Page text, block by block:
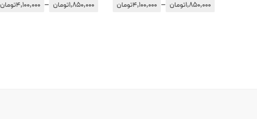
1,850,000تومان –
4,100,000تومان 1,850,000تومان –
4,100,000تومان